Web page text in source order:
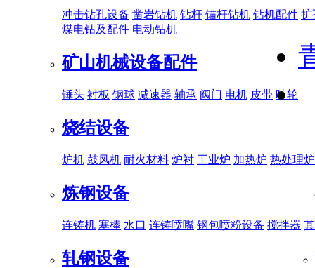
冲击钻孔设备 凿岩钻机 钻杆 锚杆钻机 钻机配件 扩
煤电钻及配件 电动钻机
矿山机械设备配件
锤头 衬板 钢球 减速器 轴承 阀门 电机 皮带 叶轮
烧结设备
炉机 鼓风机 耐火材料 炉衬 工业炉 加热炉 热处理炉
炼钢设备
连铸机 塞棒 水口 连铸喷嘴 钢包喷粉设备 搅拌器
轧钢设备